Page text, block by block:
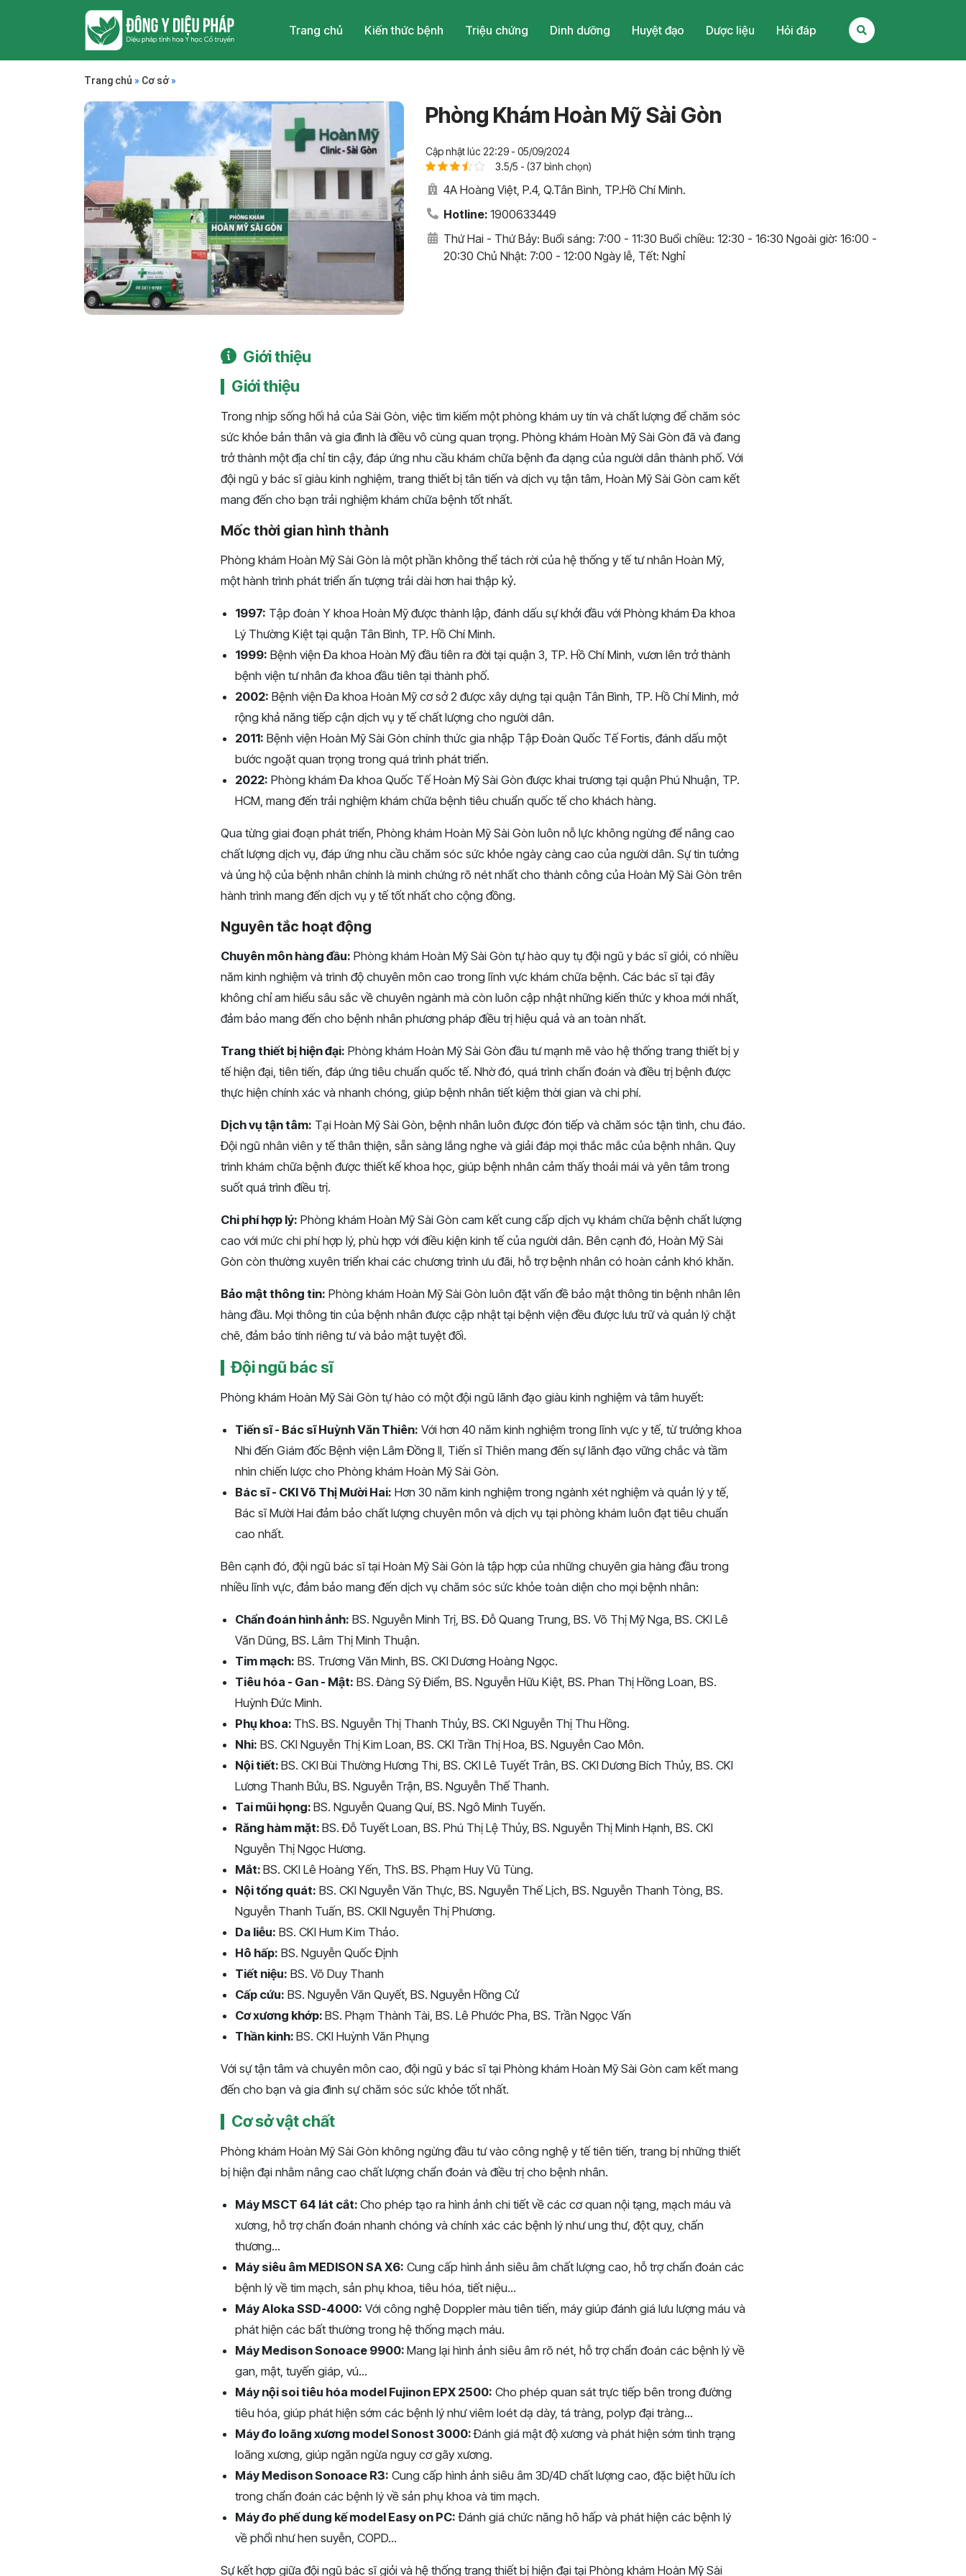
Trang chủ Kiến thức bệnh Triệu chứng Dinh dưỡng Huyệt đạo Dược liệu Hỏi đáp
Trang chủ » Cơ sở »
Phòng Khám Hoàn Mỹ Sài Gòn
Cập nhật lúc 22:29 - 05/09/2024
3.5/5 - (37 bình chọn)
4A Hoàng Việt, P.4, Q.Tân Bình, TP.Hồ Chí Minh.
Hotline: 1900633449
Thứ Hai - Thứ Bảy: Buổi sáng: 7:00 - 11:30 Buổi chiều: 12:30 - 16:30 Ngoài giờ: 16:00 -
20:30 Chủ Nhật: 7:00 - 12:00 Ngày lễ, Tết: Nghỉ
Giới thiệu
Giới thiệu
Trong nhịp sống hối hả của Sài Gòn, việc tìm kiếm một phòng khám uy tín và chất lượng để chăm sóc
sức khỏe bản thân và gia đình là điều vô cùng quan trọng. Phòng khám Hoàn Mỹ Sài Gòn đã và đang
trở thành một địa chỉ tin cậy, đáp ứng nhu cầu khám chữa bệnh đa dạng của người dân thành phố. Với
đội ngũ y bác sĩ giàu kinh nghiệm, trang thiết bị tân tiến và dịch vụ tận tâm, Hoàn Mỹ Sài Gòn cam kết
mang đến cho bạn trải nghiệm khám chữa bệnh tốt nhất.
Mốc thời gian hình thành
Phòng khám Hoàn Mỹ Sài Gòn là một phần không thể tách rời của hệ thống y tế tư nhân Hoàn Mỹ,
một hành trình phát triển ấn tượng trải dài hơn hai thập kỷ.
1997: Tập đoàn Y khoa Hoàn Mỹ được thành lập, đánh dấu sự khởi đầu với Phòng khám Đa khoa
Lý Thường Kiệt tại quận Tân Bình, TP. Hồ Chí Minh.
1999: Bệnh viện Đa khoa Hoàn Mỹ đầu tiên ra đời tại quận 3, TP. Hồ Chí Minh, vươn lên trở thành
bệnh viện tư nhân đa khoa đầu tiên tại thành phố.
2002: Bệnh viện Đa khoa Hoàn Mỹ cơ sở 2 được xây dựng tại quận Tân Bình, TP. Hồ Chí Minh, mở
rộng khả năng tiếp cận dịch vụ y tế chất lượng cho người dân.
2011: Bệnh viện Hoàn Mỹ Sài Gòn chính thức gia nhập Tập Đoàn Quốc Tế Fortis, đánh dấu một
bước ngoặt quan trọng trong quá trình phát triển.
2022: Phòng khám Đa khoa Quốc Tế Hoàn Mỹ Sài Gòn được khai trương tại quận Phú Nhuận, TP.
HCM, mang đến trải nghiệm khám chữa bệnh tiêu chuẩn quốc tế cho khách hàng.
Qua từng giai đoạn phát triển, Phòng khám Hoàn Mỹ Sài Gòn luôn nỗ lực không ngừng để nâng cao
chất lượng dịch vụ, đáp ứng nhu cầu chăm sóc sức khỏe ngày càng cao của người dân. Sự tin tưởng
và ủng hộ của bệnh nhân chính là minh chứng rõ nét nhất cho thành công của Hoàn Mỹ Sài Gòn trên
hành trình mang đến dịch vụ y tế tốt nhất cho cộng đồng.
Nguyên tắc hoạt động
Chuyên môn hàng đầu: Phòng khám Hoàn Mỹ Sài Gòn tự hào quy tụ đội ngũ y bác sĩ giỏi, có nhiều
năm kinh nghiệm và trình độ chuyên môn cao trong lĩnh vực khám chữa bệnh. Các bác sĩ tại đây
không chỉ am hiểu sâu sắc về chuyên ngành mà còn luôn cập nhật những kiến thức y khoa mới nhất,
đảm bảo mang đến cho bệnh nhân phương pháp điều trị hiệu quả và an toàn nhất.
Trang thiết bị hiện đại: Phòng khám Hoàn Mỹ Sài Gòn đầu tư mạnh mẽ vào hệ thống trang thiết bị y
tế hiện đại, tiên tiến, đáp ứng tiêu chuẩn quốc tế. Nhờ đó, quá trình chẩn đoán và điều trị bệnh được
thực hiện chính xác và nhanh chóng, giúp bệnh nhân tiết kiệm thời gian và chi phí.
Dịch vụ tận tâm: Tại Hoàn Mỹ Sài Gòn, bệnh nhân luôn được đón tiếp và chăm sóc tận tình, chu đáo.
Đội ngũ nhân viên y tế thân thiện, sẵn sàng lắng nghe và giải đáp mọi thắc mắc của bệnh nhân. Quy
trình khám chữa bệnh được thiết kế khoa học, giúp bệnh nhân cảm thấy thoải mái và yên tâm trong
suốt quá trình điều trị.
Chi phí hợp lý: Phòng khám Hoàn Mỹ Sài Gòn cam kết cung cấp dịch vụ khám chữa bệnh chất lượng
cao với mức chi phí hợp lý, phù hợp với điều kiện kinh tế của người dân. Bên cạnh đó, Hoàn Mỹ Sài
Gòn còn thường xuyên triển khai các chương trình ưu đãi, hỗ trợ bệnh nhân có hoàn cảnh khó khăn.
Bảo mật thông tin: Phòng khám Hoàn Mỹ Sài Gòn luôn đặt vấn đề bảo mật thông tin bệnh nhân lên
hàng đầu. Mọi thông tin của bệnh nhân được cập nhật tại bệnh viện đều được lưu trữ và quản lý chặt
chẽ, đảm bảo tính riêng tư và bảo mật tuyệt đối.
Đội ngũ bác sĩ
Phòng khám Hoàn Mỹ Sài Gòn tự hào có một đội ngũ lãnh đạo giàu kinh nghiệm và tâm huyết:
Tiến sĩ - Bác sĩ Huỳnh Văn Thiên: Với hơn 40 năm kinh nghiệm trong lĩnh vực y tế, từ trưởng khoa
Nhi đến Giám đốc Bệnh viện Lâm Đồng II, Tiến sĩ Thiên mang đến sự lãnh đạo vững chắc và tầm
nhìn chiến lược cho Phòng khám Hoàn Mỹ Sài Gòn.
Bác sĩ - CKI Võ Thị Mười Hai: Hơn 30 năm kinh nghiệm trong ngành xét nghiệm và quản lý y tế,
Bác sĩ Mười Hai đảm bảo chất lượng chuyên môn và dịch vụ tại phòng khám luôn đạt tiêu chuẩn
cao nhất.
Bên cạnh đó, đội ngũ bác sĩ tại Hoàn Mỹ Sài Gòn là tập hợp của những chuyên gia hàng đầu trong
nhiều lĩnh vực, đảm bảo mang đến dịch vụ chăm sóc sức khỏe toàn diện cho mọi bệnh nhân:
Chẩn đoán hình ảnh: BS. Nguyễn Minh Trị, BS. Đỗ Quang Trung, BS. Võ Thị Mỹ Nga, BS. CKI Lê
Văn Dũng, BS. Lâm Thị Minh Thuận.
Tim mạch: BS. Trương Văn Minh, BS. CKI Dương Hoàng Ngọc.
Tiêu hóa - Gan - Mật: BS. Đàng Sỹ Điểm, BS. Nguyễn Hữu Kiệt, BS. Phan Thị Hồng Loan, BS.
Huỳnh Đức Minh.
Phụ khoa: ThS. BS. Nguyễn Thị Thanh Thủy, BS. CKI Nguyễn Thị Thu Hồng.
Nhi: BS. CKI Nguyễn Thị Kim Loan, BS. CKI Trần Thị Hoa, BS. Nguyễn Cao Môn.
Nội tiết: BS. CKI Bùi Thường Hương Thi, BS. CKI Lê Tuyết Trân, BS. CKI Dương Bích Thủy, BS. CKI
Lương Thanh Bửu, BS. Nguyễn Trận, BS. Nguyễn Thế Thanh.
Tai mũi họng: BS. Nguyễn Quang Quí, BS. Ngô Minh Tuyến.
Răng hàm mặt: BS. Đỗ Tuyết Loan, BS. Phú Thị Lệ Thủy, BS. Nguyễn Thị Minh Hạnh, BS. CKI
Nguyễn Thị Ngọc Hương.
Mắt: BS. CKI Lê Hoàng Yến, ThS. BS. Phạm Huy Vũ Tùng.
Nội tổng quát: BS. CKI Nguyễn Văn Thực, BS. Nguyễn Thế Lịch, BS. Nguyễn Thanh Tòng, BS.
Nguyễn Thanh Tuấn, BS. CKII Nguyễn Thị Phương.
Da liễu: BS. CKI Hum Kim Thảo.
Hô hấp: BS. Nguyễn Quốc Định
Tiết niệu: BS. Võ Duy Thanh
Cấp cứu: BS. Nguyễn Văn Quyết, BS. Nguyễn Hồng Cử
Cơ xương khớp: BS. Phạm Thành Tài, BS. Lê Phước Pha, BS. Trần Ngọc Vấn
Thần kinh: BS. CKI Huỳnh Văn Phụng
Với sự tận tâm và chuyên môn cao, đội ngũ y bác sĩ tại Phòng khám Hoàn Mỹ Sài Gòn cam kết mang
đến cho bạn và gia đình sự chăm sóc sức khỏe tốt nhất.
Cơ sở vật chất
Phòng khám Hoàn Mỹ Sài Gòn không ngừng đầu tư vào công nghệ y tế tiên tiến, trang bị những thiết
bị hiện đại nhằm nâng cao chất lượng chẩn đoán và điều trị cho bệnh nhân.
Máy MSCT 64 lát cắt: Cho phép tạo ra hình ảnh chi tiết về các cơ quan nội tạng, mạch máu và
xương, hỗ trợ chẩn đoán nhanh chóng và chính xác các bệnh lý như ung thư, đột quỵ, chấn
thương...
Máy siêu âm MEDISON SA X6: Cung cấp hình ảnh siêu âm chất lượng cao, hỗ trợ chẩn đoán các
bệnh lý về tim mạch, sản phụ khoa, tiêu hóa, tiết niệu...
Máy Aloka SSD-4000: Với công nghệ Doppler màu tiên tiến, máy giúp đánh giá lưu lượng máu và
phát hiện các bất thường trong hệ thống mạch máu.
Máy Medison Sonoace 9900: Mang lại hình ảnh siêu âm rõ nét, hỗ trợ chẩn đoán các bệnh lý về
gan, mật, tuyến giáp, vú...
Máy nội soi tiêu hóa model Fujinon EPX 2500: Cho phép quan sát trực tiếp bên trong đường
tiêu hóa, giúp phát hiện sớm các bệnh lý như viêm loét dạ dày, tá tràng, polyp đại tràng...
Máy đo loãng xương model Sonost 3000:Đánh giá mật độ xương và phát hiện sớm tình trạng
loãng xương, giúp ngăn ngừa nguy cơ gãy xương.
Máy Medison Sonoace R3: Cung cấp hình ảnh siêu âm 3D/4D chất lượng cao, đặc biệt hữu ích
trong chẩn đoán các bệnh lý về sản phụ khoa và tim mạch.
Máy đo phế dung kế model Easy on PC: Đánh giá chức năng hô hấp và phát hiện các bệnh lý
về phổi như hen suyễn, COPD...
Sự kết hợp giữa đội ngũ bác sĩ giỏi và hệ thống trang thiết bị hiện đại tại Phòng khám Hoàn Mỹ Sài